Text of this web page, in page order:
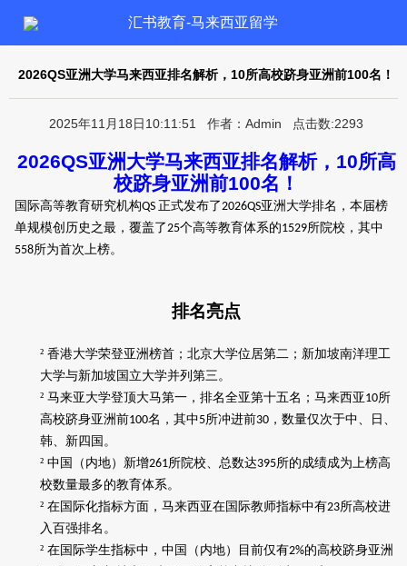
汇书教育-马来西亚留学
2026QS亚洲大学马来西亚排名解析，10所高校跻身亚洲前100名！
2025年11月18日10:11:51 作者：Admin 点击数:2293
2026QS亚洲大学马来西亚排名解析， 10所高
校跻身亚洲前100名！
国际高等教育研究机构QS 正式发布了2026QS亚洲大学排名 ，本届榜
单规模创历史之最，覆盖了25个高等教育体系的1529所院校，其中
558所为首次上榜。
排名亮点
² 香港大学荣登亚洲榜首 ； 北京大学位居第二 ； 新加坡南洋理工
大学与新加坡国立大学并列第三。
² 马来亚大学登顶大马第一，排名全亚第十五名；马来西亚 10所
高校跻身亚洲前100名，其中5所冲进前30 ，数量仅次于中、日、
韩、新四国 。
² 中国（内地）新增261所院校、总数达395所的成绩成为上榜高
校数量最多的教育体系。
² 在国际化指标方面，马来西亚在国际教师指标中有23所高校进
入百强排名。
² 在国际学生指标中，中国（内地）目前仅有2%的高校跻身亚洲